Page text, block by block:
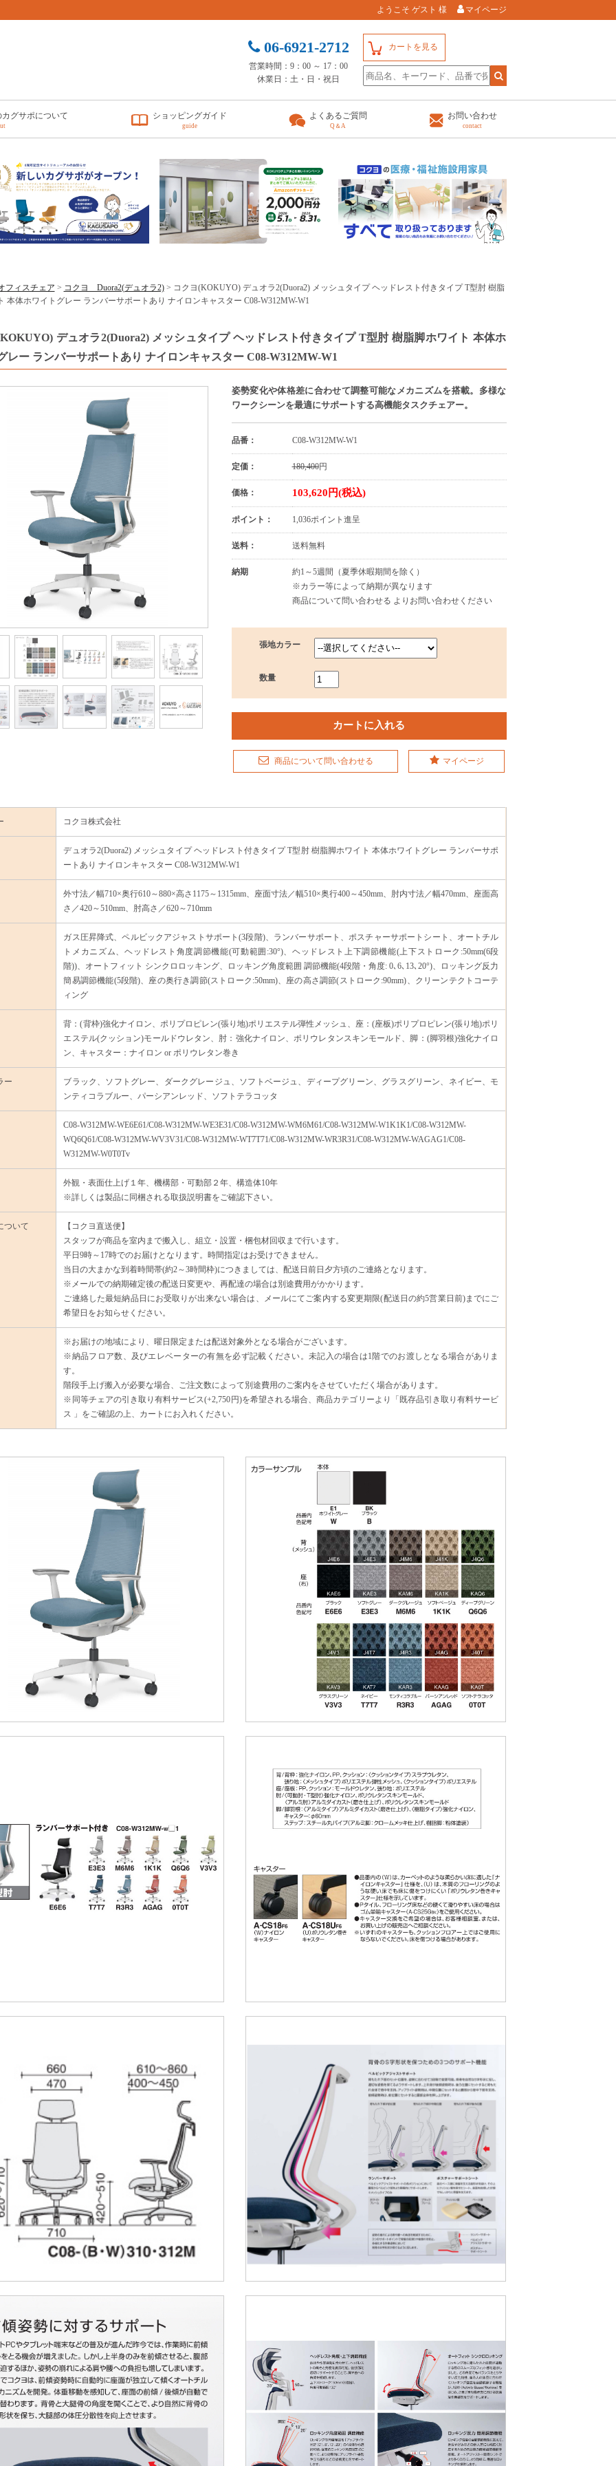
ようこそ ゲスト 様 マイページ
カートを見る
06-6921-2712
営業時間：9：00 ～ 17：00
休業日：土・日・祝日
グサポについて ショッピングガイド
guide
よくあるご質問
Q＆A
お問い合わせ
contact
フィスチェア > コクヨ Duora2(デュオラ2)> コクヨ(KOKUYO) デュオラ2(Duora2) メッシュタイプ ヘッドレスト付きタイプ T型肘 樹脂
本体ホワイトグレー ランバーサポートあり ナイロンキャスター C08-W312MW-W1
デュオラ2(Duora2) メッシュタイプ ヘッドレスト付きタイプ T型肘 樹脂脚ホワイト 本体ホ
レー ランバーサポートあり ナイロンキャスター C08-W312MW-W1
姿勢変化や体格差に合わせて調整可能なメカニズムを搭載。多様な
ワークシーンを最適にサポートする高機能タスクチェアー。
品番： C08-W312MW-W1
定価： 180,400円
価格： 103,620円(税込)
ポイント： 1,036ポイント進呈
送料： 送料無料
納期
約1～5週間（夏季休暇期間を除く）
※カラー等によって納期が異なります
商品について問い合わせる よりお問い合わせください
張地カラー
数量
商品について問い合わせる マイページ
コクヨ株式会社
デュオラ2(Duora2) メッシュタイプ ヘッドレスト付きタイプ T型肘 樹脂脚ホワイト 本体ホワイトグレー ランバーサポ
ートあり ナイロンキャスター C08-W312MW-W1
外寸法／幅710×奥行610～880×高さ1175～1315mm、座面寸法／幅510×奥行400～450mm、肘内寸法／幅470mm、座面高
さ／420～510mm、肘高さ／620～710mm
ガス圧昇降式、ペルビックアジャストサポート(3段階)、ランバーサポート、ポスチャーサポートシート、オートチル
トメカニズム、ヘッドレスト角度調節機能(可動範囲:30°)、ヘッドレスト上下調節機能(上下ストローク:50mm(6段
階))、オートフィット シンクロロッキング、ロッキング角度範囲 調節機能(4段階・角度: 0､6､13､20°)、ロッキング反力
簡易調節機能(5段階)、座の奥行き調節(ストローク:50mm)、座の高さ調節(ストローク:90mm)、クリーンテクトコーテ
ィング
背：(背枠)強化ナイロン、ポリプロピレン(張り地)ポリエステル弾性メッシュ、座：(座板)ポリプロピレン(張り地)ポリ
エステル(クッション)モールドウレタン、肘：強化ナイロン、ポリウレタンスキンモールド、脚：(脚羽根)強化ナイロ
ン、キャスター：ナイロン or ポリウレタン巻き
ー
ブラック、ソフトグレー、ダークグレージュ、ソフトベージュ、ディープグリーン、グラスグリーン、ネイビー、モ
ンティコラブルー、パーシアンレッド、ソフトテラコッタ
C08-W312MW-WE6E61/C08-W312MW-WE3E31/C08-W312MW-WM6M61/C08-W312MW-W1K1K1/C08-W312MW-
WQ6Q61/C08-W312MW-WV3V31/C08-W312MW-WT7T71/C08-W312MW-WR3R31/C08-W312MW-WAGAG1/C08-
W312MW-W0T0Tv
外観・表面仕上げ１年、機構部・可動部２年、構造体10年
※詳しくは製品に同梱される取扱説明書をご確認下さい。
ついて
【コクヨ直送便】
スタッフが商品を室内まで搬入し、組立・設置・梱包材回収まで行います。
平日9時～17時でのお届けとなります。時間指定はお受けできません。
当日の大まかな到着時間帯(約2～3時間枠)につきましては、配送日前日夕方頃のご連絡となります。
※メールでの納期確定後の配送日変更や、再配達の場合は別途費用がかかります。
ご連絡した最短納品日にお受取りが出来ない場合は、メールにてご案内する変更期限(配送日の約5営業日前)までにご
希望日をお知らせください。
※お届けの地域により、曜日限定または配送対象外となる場合がございます。
※納品フロア数、及びエレベーターの有無を必ず記載ください。未記入の場合は1階でのお渡しとなる場合がありま
す。
階段手上げ搬入が必要な場合、ご注文数によって別途費用のご案内をさせていただく場合があります。
※同等チェアの引き取り有料サービス(+2,750円)を希望される場合、商品カテゴリーより「既存品引き取り有料サービ
ス 」をご確認の上、カートにお入れください。